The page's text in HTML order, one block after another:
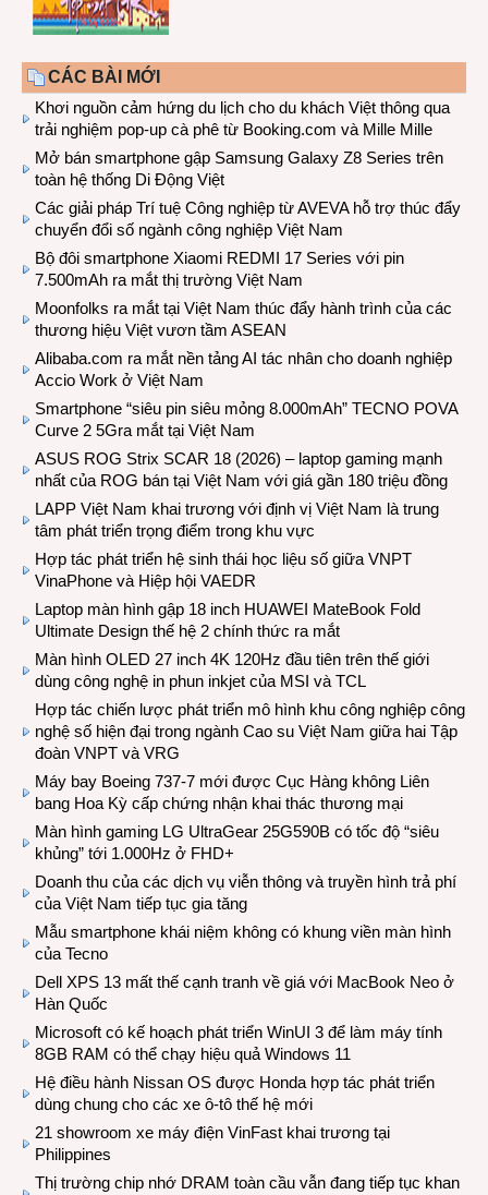
CÁC BÀI MỚI
Khơi nguồn cảm hứng du lịch cho du khách Việt thông qua
trải nghiệm pop-up cà phê từ Booking.com và Mille Mille
Mở bán smartphone gập Samsung Galaxy Z8 Series trên
toàn hệ thống Di Động Việt
Các giải pháp Trí tuệ Công nghiệp từ AVEVA hỗ trợ thúc đẩy
chuyển đổi số ngành công nghiệp Việt Nam
Bộ đôi smartphone Xiaomi REDMI 17 Series với pin
7.500mAh ra mắt thị trường Việt Nam
Moonfolks ra mắt tại Việt Nam thúc đẩy hành trình của các
thương hiệu Việt vươn tầm ASEAN
Alibaba.com ra mắt nền tảng AI tác nhân cho doanh nghiệp
Accio Work ở Việt Nam
Smartphone “siêu pin siêu mỏng 8.000mAh” TECNO POVA
Curve 2 5Gra mắt tại Việt Nam
ASUS ROG Strix SCAR 18 (2026) – laptop gaming mạnh
nhất của ROG bán tại Việt Nam với giá gần 180 triệu đồng
LAPP Việt Nam khai trương với định vị Việt Nam là trung
tâm phát triển trọng điểm trong khu vực
Hợp tác phát triển hệ sinh thái học liệu số giữa VNPT
VinaPhone và Hiệp hội VAEDR
Laptop màn hình gập 18 inch HUAWEI MateBook Fold
Ultimate Design thế hệ 2 chính thức ra mắt
Màn hình OLED 27 inch 4K 120Hz đầu tiên trên thế giới
dùng công nghệ in phun inkjet của MSI và TCL
Hợp tác chiến lược phát triển mô hình khu công nghiệp công
nghệ số hiện đại trong ngành Cao su Việt Nam giữa hai Tập
đoàn VNPT và VRG
Máy bay Boeing 737-7 mới được Cục Hàng không Liên
bang Hoa Kỳ cấp chứng nhận khai thác thương mại
Màn hình gaming LG UltraGear 25G590B có tốc độ “siêu
khủng” tới 1.000Hz ở FHD+
Doanh thu của các dịch vụ viễn thông và truyền hình trả phí
của Việt Nam tiếp tục gia tăng
Mẫu smartphone khái niệm không có khung viền màn hình
của Tecno
Dell XPS 13 mất thế cạnh tranh về giá với MacBook Neo ở
Hàn Quốc
Microsoft có kế hoạch phát triển WinUI 3 để làm máy tính
8GB RAM có thể chạy hiệu quả Windows 11
Hệ điều hành Nissan OS được Honda hợp tác phát triển
dùng chung cho các xe ô-tô thế hệ mới
21 showroom xe máy điện VinFast khai trương tại
Philippines
Thị trường chip nhớ DRAM toàn cầu vẫn đang tiếp tục khan